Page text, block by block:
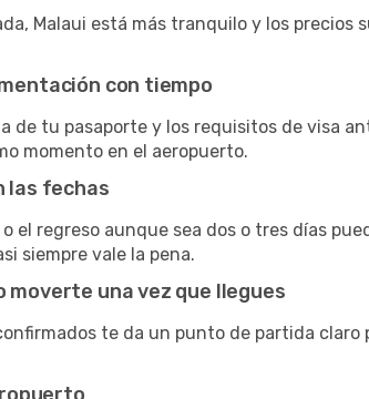
Malaui está más tranquilo y los
con tiempo
de tu pasaporte y los requisitos de visa
momento en el aeropuerto.
las fechas
o el regreso aunque sea dos o tres días
siempre vale la pena.
moverte una vez que llegues
te da un punto de partida